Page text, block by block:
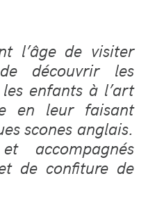
l’âge de visiter
découvrir les
enfants à l’art
en leur faisant
scones anglais.
accompagnés
de confiture de